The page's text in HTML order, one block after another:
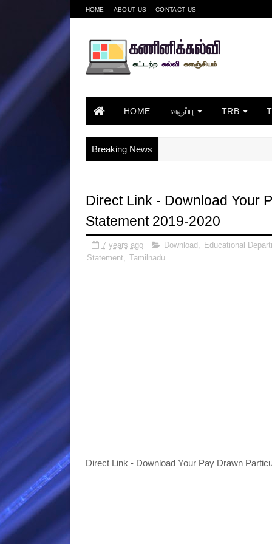
HOME ABOUT US CONTACT US
HOME வகுப்பு TRB
Breaking News
Direct Link - Download Your
Statement 2019-2020
7 years ago Download , Educational
Statement, Tamilnadu
Direct Link - Download Your Pay Drawn